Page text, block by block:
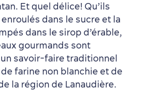
Et quel délice! Qu’ils
dans le sucre et la
dans le sirop d’érable,
gourmands sont
savoir-faire traditionnel
farine non blanchie et de
la région de Lanaudière.